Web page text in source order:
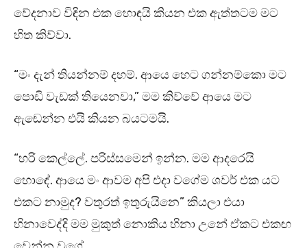
වේදනාව විඳින එක හොඳයි කියන එක ඇත්තටම මට
හිත කිව්වා.
“මං දැන් තියන්නම් දහම්. ආයෙ හෙට ගන්නම්කො මට
පොඩි වැඩක් තියෙනවා,” මම කිව්වේ ආයෙ මට
ඇඬෙන්න එයි කියන බයටමයි.
“හරි කෙල්ලේ. පරිස්සමෙන් ඉන්න. මම ආදරෙයි
හොඳේ. ආයෙ මං ආවම අපි එදා වගේම ශවර් එක යට
එකට නාමුද? වතුරත් ඉතුරුයිනෙ” කියලා එයා
හිනාවෙද්දි මම මුකුත් නොකිය හිනා උනේ ඒකට එකඟ